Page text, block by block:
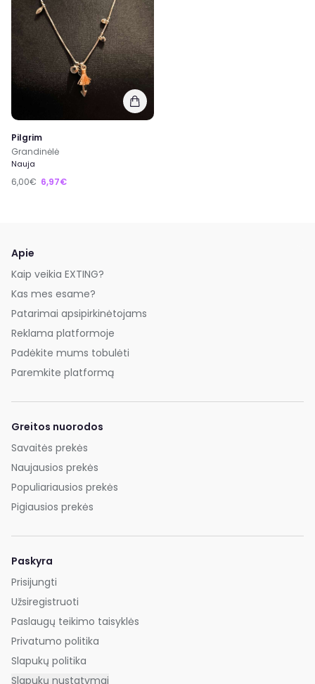
Pilgrim
Grandinėlė
Nauja
6,00€ 6,97€
Apie
Kaip veikia EXTING?
Kas mes esame?
Patarimai apsipirkinėtojams
Reklama platformoje
Padėkite mums tobulėti
Paremkite platformą
Greitos nuorodos
Savaitės prekės
Naujausios prekės
Populiariausios prekės
Pigiausios prekės
Paskyra
Prisijungti
Užsiregistruoti
Paslaugų teikimo taisyklės
Privatumo politika
Slapukų politika
Slapukų nustatymai